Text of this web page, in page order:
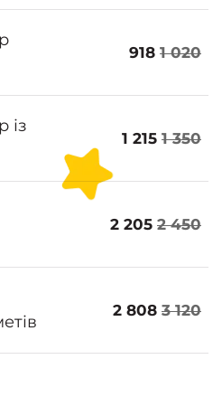
918 1 020
із
1 215 1 350
2 205 2 450
2 808 3 120